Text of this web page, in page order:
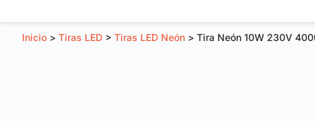
Inicio > Tiras LED > Tiras LED Neón > Tira Neón 10W 230V